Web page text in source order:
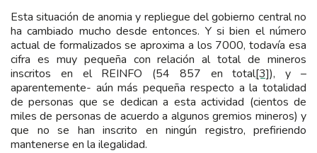
Esta situación de anomia y repliegue del gobierno central no
ha cambiado mucho desde entonces. Y si bien el número
actual de formalizados se aproxima a los 7000, todavía esa
cifra es muy pequeña con relación al total de mineros
inscritos en el REINFO (54 857 en total[3]), y –
aparentemente- aún más pequeña respecto a la totalidad
de personas que se dedican a esta actividad (cientos de
miles de personas de acuerdo a algunos gremios mineros) y
que no se han inscrito en ningún registro, prefiriendo
mantenerse en la ilegalidad.